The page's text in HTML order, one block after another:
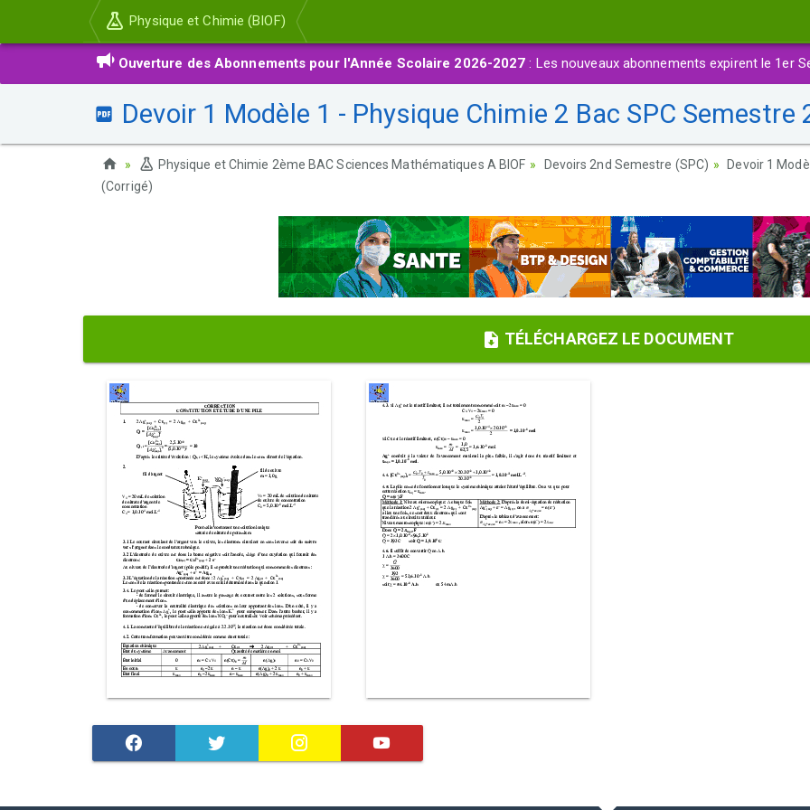
Physique et Chimie (BIOF)
Ouverture des Abonnements pour l'Année Scolaire 2026-2027 : Les nouveaux abonnements expirent le 1er
Devoir 1 Modèle 1 - Physique Chimie 2 Bac SPC Semestre
Physique et Chimie 2ème BAC Sciences Mathématiques A BIOF Devoirs 2nd Semestre (SPC)
Devoir 1
(Corrigé)
TÉLÉCHARGEZ LE DOCUMENT